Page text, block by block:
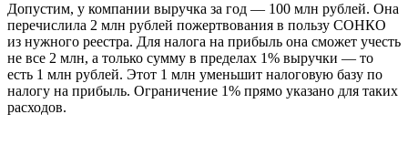
Допустим, у компании выручка за год — 100 млн рублей. Она
перечислила 2 млн рублей пожертвования в пользу СОНКО
из нужного реестра. Для налога на прибыль она сможет учесть
не все 2 млн, а только сумму в пределах 1% выручки — то
есть 1 млн рублей. Этот 1 млн уменьшит налоговую базу по
налогу на прибыль. Ограничение 1% прямо указано для таких
расходов.